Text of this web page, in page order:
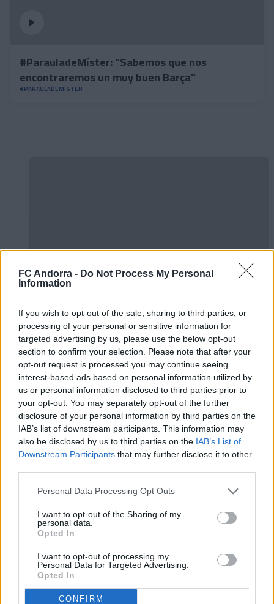
FC Andorra - Do Not Process My Personal
Information
If you wish to opt-out of the sale, sharing to third parties, or
processing of your personal or sensitive information for
targeted advertising by us, please use the below opt-out
section to confirm your selection. Please note that after your
opt-out request is processed you may continue seeing
interest-based ads based on personal information utilized by
us or personal information disclosed to third parties prior to
your opt-out. You may separately opt-out of the further
disclosure of your personal information by third parties on the
IAB’s list of downstream participants. This information may
also be disclosed by us to third parties on the IAB’s List of
Downstream Participants that may further disclose it to other
Personal Data Processing Opt Outs
I want to opt-out of the Sharing of my
personal data.
Opted In
I want to opt-out of processing my
Personal Data for Targeted Advertising.
Opted In
CONFIRM
#ParauladeMíster: "Sabemos que nos
encontraremos un muy buen Barça"
#PARAULADEMISTER
✈️🆕 𝑳𝑨𝑼𝑻𝑨𝑹𝑶 𝑺𝑷𝑨𝑻𝒁, solidez,
contundencia y juego aéreo
PRIMER EQUIPO
🆕 𝑷𝑨𝑼 𝑳𝑶𝑷𝑬𝒁, presentado ✅
PRIMER EQUIPO